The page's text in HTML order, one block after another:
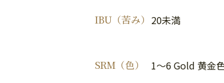
IBU（苦み） 20未満
SRM（色） 1～6 Gold 黄金